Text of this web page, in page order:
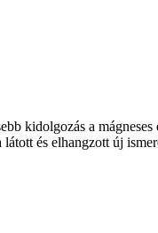
kidolgozás a
és elhangzott új